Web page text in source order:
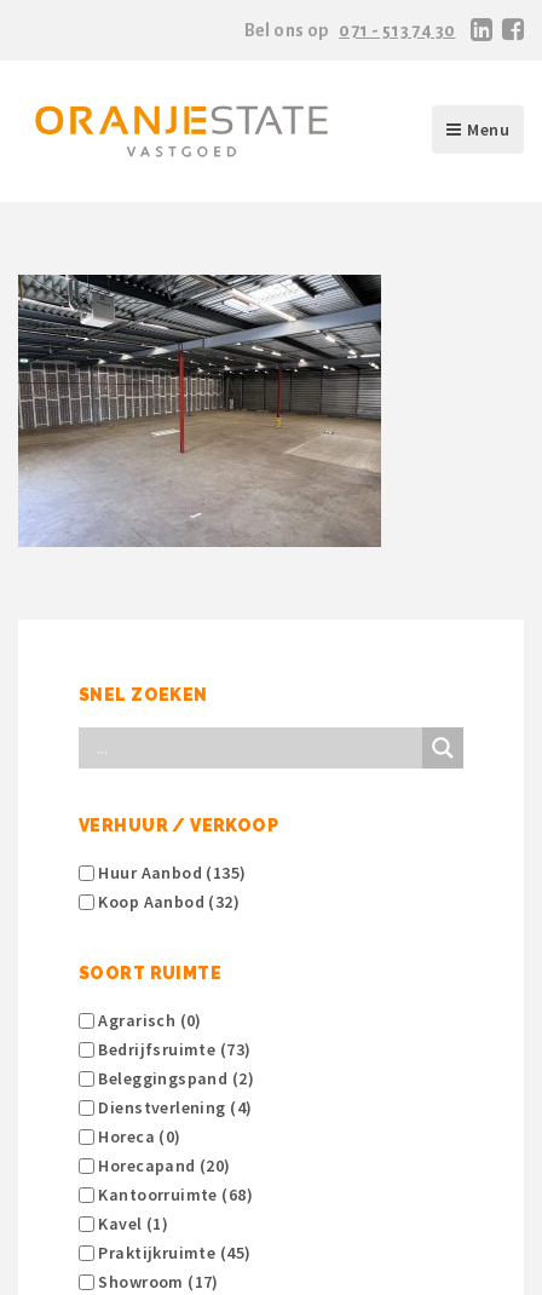
Bel ons op 071 - 513 74 30
Menu
SNEL ZOEKEN
VERHUUR / VERKOOP
Huur Aanbod (135)
Koop Aanbod (32)
SOORT RUIMTE
Agrarisch (0)
Bedrijfsruimte (73)
Beleggingspand (2)
Dienstverlening (4)
Horeca (0)
Horecapand (20)
Kantoorruimte (68)
Kavel (1)
Praktijkruimte (45)
Showroom (17)